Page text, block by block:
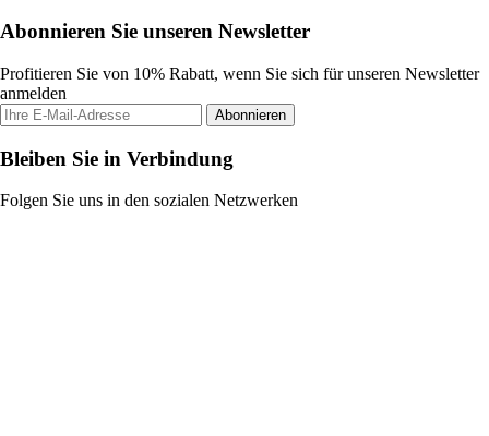
Abonnieren Sie unseren Newsletter
Profitieren Sie von 10% Rabatt, wenn Sie sich für unseren Newsletter
anmelden
Abonnieren
Bleiben Sie in Verbindung
Folgen Sie uns in den sozialen Netzwerken